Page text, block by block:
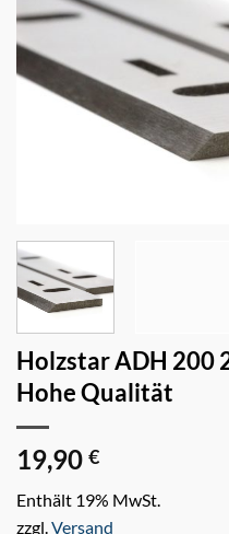
Holzstar ADH 200
Hohe Qualität
19,90 €
Enthält 19% MwSt.
zzgl. Versand